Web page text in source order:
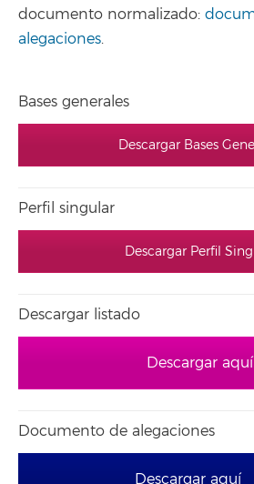
documento normalizado:
alegaciones.
Bases generales
Descargar Bases
Perfil singular
Descargar Perfil
Descargar listado
Descargar aquí
Documento de alegaciones
Descargar aquí